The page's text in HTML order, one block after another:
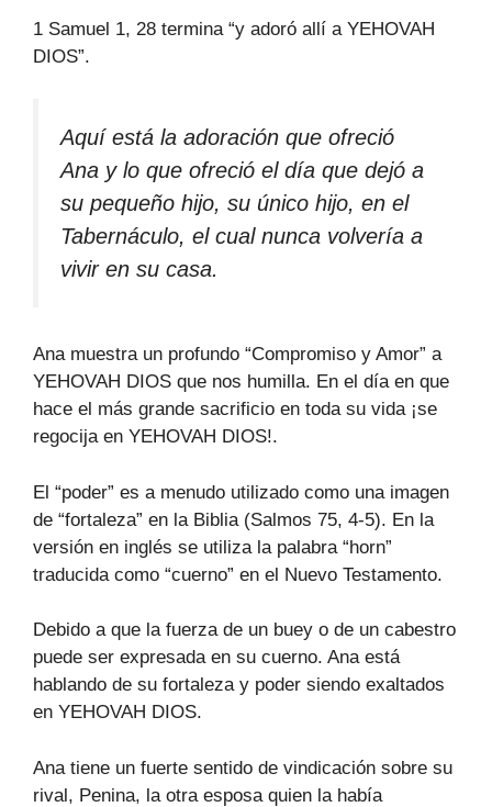
1 Samuel 1, 28 termina “y adoró allí a YEHOVAH
DIOS”.
Aquí está la adoración que ofreció
Ana y lo que ofreció el día que dejó a
su pequeño hijo, su único hijo, en el
Tabernáculo, el cual nunca volvería a
vivir en su casa.
Ana muestra un profundo “Compromiso y Amor” a
YEHOVAH DIOS que nos humilla. En el día en que
hace el más grande sacrificio en toda su vida ¡se
regocija en YEHOVAH DIOS!.
El “poder” es a menudo utilizado como una imagen
de “fortaleza” en la Biblia (Salmos 75, 4-5). En la
versión en inglés se utiliza la palabra “horn”
traducida como “cuerno” en el Nuevo Testamento.
Debido a que la fuerza de un buey o de un cabestro
puede ser expresada en su cuerno. Ana está
hablando de su fortaleza y poder siendo exaltados
en YEHOVAH DIOS.
Ana tiene un fuerte sentido de vindicación sobre su
rival, Penina, la otra esposa quien la había